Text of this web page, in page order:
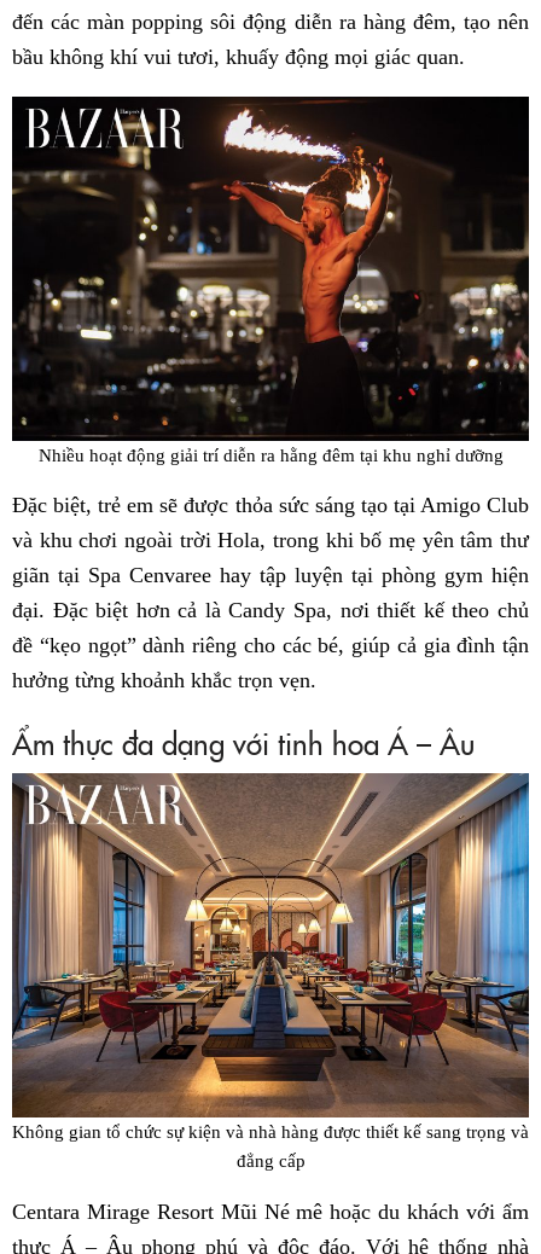
đến các màn popping sôi động diễn ra hàng đêm, tạo nên
bầu không khí vui tươi, khuấy động mọi giác quan.
Nhiều hoạt động giải trí diễn ra hằng đêm tại khu nghỉ dưỡng
Đặc biệt, trẻ em sẽ được thỏa sức sáng tạo tại Amigo Club
và khu chơi ngoài trời Hola, trong khi bố mẹ yên tâm thư
giãn tại Spa Cenvaree hay tập luyện tại phòng gym hiện
đại. Đặc biệt hơn cả là Candy Spa, nơi thiết kế theo chủ
đề “kẹo ngọt” dành riêng cho các bé, giúp cả gia đình tận
hưởng từng khoảnh khắc trọn vẹn.
Ẩm thực đa dạng với tinh hoa Á – Âu
Không gian tổ chức sự kiện và nhà hàng được thiết kế sang trọng và
đẳng cấp
Centara Mirage Resort Mũi Né mê hoặc du khách với ẩm
thực Á – Âu phong phú và độc đáo. Với hệ thống nhà